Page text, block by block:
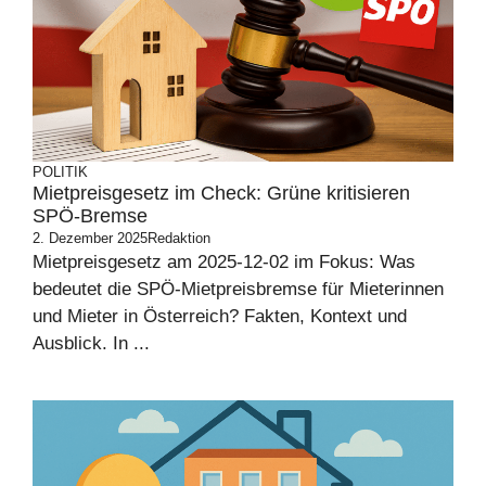
POLITIK
Mietpreisgesetz im Check: Grüne kritisieren
SPÖ-Bremse
2. Dezember 2025Redaktion
Mietpreisgesetz am 2025-12-02 im Fokus: Was
bedeutet die SPÖ-Mietpreisbremse für Mieterinnen
und Mieter in Österreich? Fakten, Kontext und
Ausblick. In ...